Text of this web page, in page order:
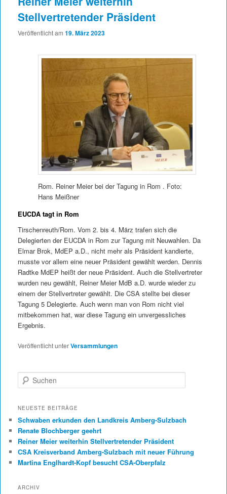
Stellvertretender Präsident
Veröffentlicht am 19. März 2023
Rom. Reiner Meier bei der Tagung in Rom . Foto:
Hans Meißner
EUCDA tagt in Rom
Tirschenreuth/Rom. Vom 2. bis 4. März trafen sich die
Delegierten der EUCDA in Rom zur Tagung mit Neuwahlen. Da
Elmar Brok, MdEP a.D., nicht mehr als Präsident kandierte,
musste vor allem eine neuer Präsident gewählt werden. Dennis
Radtke MdEP heißt der neue Präsident. Auch die Stellvertreter
wurden neu gewählt, Reiner Meier MdB a.D. wurde wieder zu
einem der Stellvertreter gewählt. Die CSA stellte bei dieser
Tagung 5 Delegierte. Auch wenn man von Rom nicht viel
mitbekommen hat, war diese Tagung ein unvergessliches
Ergebnis.
Veröffentlicht unterVersammlungen
Suchen
NEUESTE BEITRÄGE
Schwaben erkunden den Landkreis Amberg-Sulzbach
Renate Blochberger geehrt
Reiner Meier weiterhin Stellvertretender Präsident
CSA Kreisverband Amberg-Sulzbach mit neuer Führung
Martina Englhardt-Kopf besucht CSA-Oberpfalz
ARCHIV